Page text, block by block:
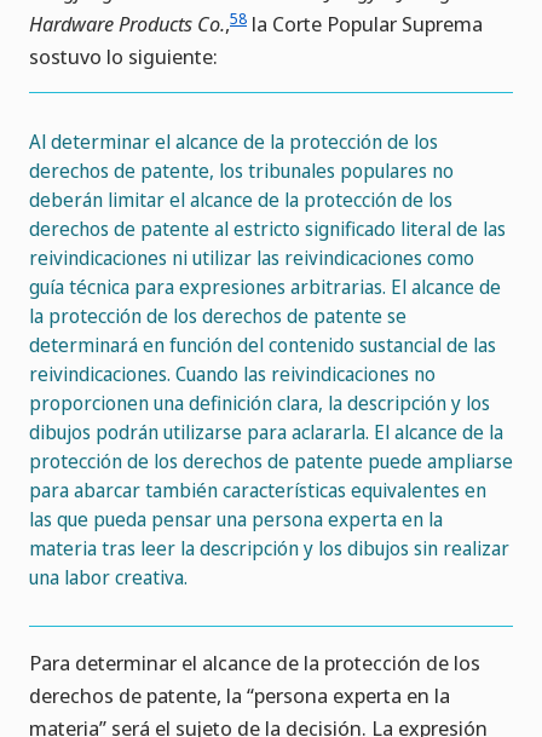
Hardware Products Co.,58 la Corte Popular Suprema
sostuvo lo siguiente:
Al determinar el alcance de la protección de los
derechos de patente, los tribunales populares no
deberán limitar el alcance de la protección de los
derechos de patente al estricto significado literal de las
reivindicaciones ni utilizar las reivindicaciones como
guía técnica para expresiones arbitrarias. El alcance de
la protección de los derechos de patente se
determinará en función del contenido sustancial de las
reivindicaciones. Cuando las reivindicaciones no
proporcionen una definición clara, la descripción y los
dibujos podrán utilizarse para aclararla. El alcance de la
protección de los derechos de patente puede ampliarse
para abarcar también características equivalentes en
las que pueda pensar una persona experta en la
materia tras leer la descripción y los dibujos sin realizar
una labor creativa.
Para determinar el alcance de la protección de los
derechos de patente, la “persona experta en la
materia” será el sujeto de la decisión. La expresión